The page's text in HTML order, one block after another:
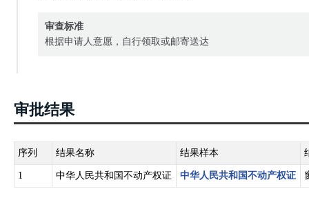
审查标准
根据申请人意愿，自行领取或邮寄送达
审批结果
序列 结果名称 结果样本
1 中华人民共和国不动产权证 中华人民共和国不动产权证